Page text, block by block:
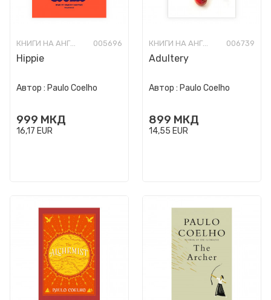
КНИГИ НА АНГЛИСКИ ЈАЗИК 005696
Hippie
Автор : Paulo Coelho
999 МКД
16,17 EUR
КНИГИ НА АНГЛИСКИ ЈАЗИК 006739
Adultery
Автор : Paulo Coelho
899 МКД
14,55 EUR